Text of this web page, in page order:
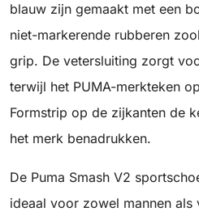
blauw zijn gemaakt met een
niet-markerende rubberen
grip. De vetersluiting zorgt
terwijl het PUMA-merkteken
Formstrip op de zijkanten de
het merk benadrukken.
De Puma Smash V2
ideaal voor zowel mannen als